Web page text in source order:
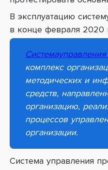
В эксплуатацию
в конце февраля 2020
комплекс
методических и и
средств,
организацию,
процессов
организации.
Система управления